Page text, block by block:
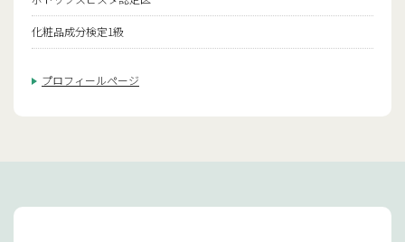
化粧品成分検定1級
プロフィールページ